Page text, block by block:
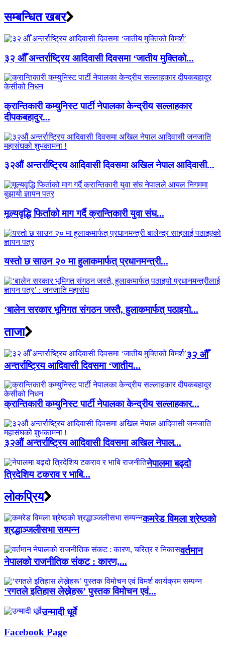
सम्बन्धित खबर
३२ औँ अन्तर्राष्ट्रिय आदिवासी दिवसमा ‘जातीय मुक्तिको...
क्रान्तिकारी कम्युनिस्ट पार्टी नेपालका केन्द्रीय सल्लाहकार
दीपकबहादुर...
३२औं अन्तर्राष्ट्रिय आदिवासी दिवसमा अखिल नेपाल आदिवासी...
मूल्यवृद्धि फिर्ताको माग गर्दै क्रान्तिकारी युवा संघ...
यस्तो छ साउन २० मा हुलाकमार्फत् प्रधानमन्त्री...
‘बालेन सरकार भूमिगत संगठन जस्तै, हुलाकमार्फत् पठाइयो...
ताजा
३२ औँ
अन्तर्राष्ट्रिय आदिवासी दिवसमा ‘जातीय...
क्रान्तिकारी कम्युनिस्ट पार्टी नेपालका केन्द्रीय सल्लाहकार...
३२औं अन्तर्राष्ट्रिय आदिवासी दिवसमा अखिल नेपाल...
नेपालमा बढ्दो
त्रिदेशिय टकराव र भाबि...
लाेकप्रिय
कमरेड विमला श्रेष्ठको
श्रद्धाञ्जलीसभा सम्पन्न
वर्तमान
नेपालको राजनीतिक संकट : कारण,...
‘रगतले इतिहास लेख्नेहरू’ पुस्तक विमोचन एवं...
उन्मादी धूर्वे
Facebook Page